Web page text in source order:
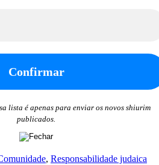
lista é apenas para enviar os novos shiurim
publicados.
, Responsabilidade judaica